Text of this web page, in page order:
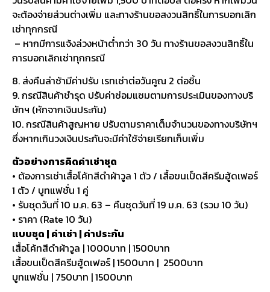
จะต้องจ่ายส่วนต่างเพิ่ม และทางร้านขอสงวนสิทธิ์ในการบอกเลิก
เช่าทุกกรณี
– หากมีการแจ้งล่วงหน้าต่ำกว่า 30 วัน ทางร้านขอสงวนสิทธิ์ใน
การบอกเลิกเช่าทุกกรณี
8. ส่งคืนล่าช้ามีค่าปรับ เรทเช่าต่อวันคูณ 2 ต่อชิ้น
9. กรณีสินค้าชำรุด ปรับค่าซ่อมแซมตามการประเมินของทางบริ
ษัทฯ (หักจากเงินประกัน)
10. กรณีสินค้าสูญหาย ปรับตามราคาเต็มจำนวนของทางบริษัทฯ
ซึ่งหากเกินวงเงินประกันจะมีค่าใช้จ่ายเรียกเก็บเพิ่ม
ตัวอย่างการคิดค่าเช่าชุด
• ต้องการเช่าเสื้อโค้ทสีดำผ้าวูล 1 ตัว / เสื้อขนเป็ดสีครีมฮู้ดเฟอร์
1 ตัว / บูทแฟชั่น 1 คู่
• รับชุดวันที่ 10 ม.ค. 63 – คืนชุดวันที่ 19 ม.ค. 63 (รวม 10 วัน)
• ราคา (Rate 10 วัน)
แบบชุด | ค่าเช่า | ค่าประกัน
เสื้อโค้ทสีดำผ้าวูล | 1000บาท | 1500บาท
เสื้อขนเป็ดสีครีมฮู้ดเฟอร์ | 1500บาท | 2500บาท
บูทแฟชั่น | 750บาท | 1500บาท